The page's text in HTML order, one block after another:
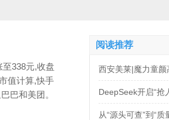
338元,收盘
值计算,快手
巴和美团。
购资金约
阅读推荐
西安美莱|魔力童
锁自然年轻新姿态
DeepSeek开启“抢
万，法务岗高达
从“源头可查”到“